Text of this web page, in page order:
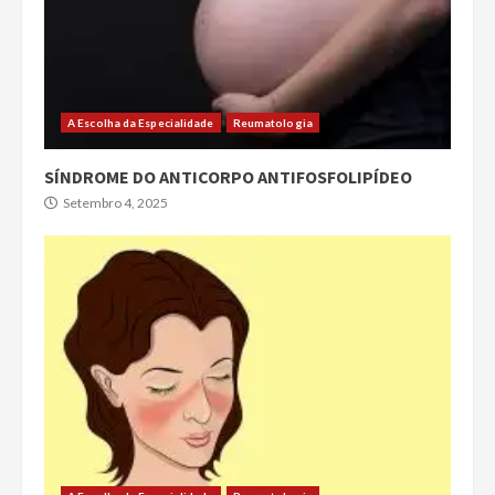
A Escolha da Especialidade Reumatologia
SÍNDROME DO ANTICORPO ANTIFOSFOLIPÍDEO
Setembro 4, 2025